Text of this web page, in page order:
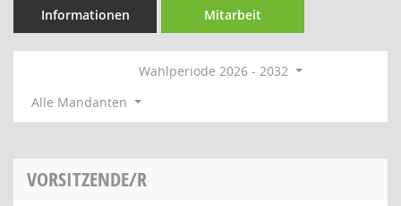
Informationen Mitarbeit
Wahlperiode 2026 - 2032
Alle Mandanten
VORSITZENDE/R